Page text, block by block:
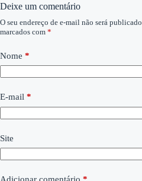
Deixe um comentário
O seu endereço de e-mail não será publicado.
marcados com *
Nome *
E-mail *
Site